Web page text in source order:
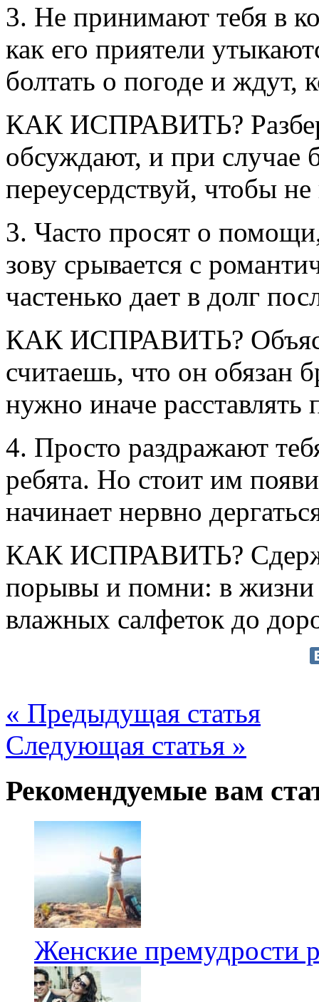
3. Не принимают тебя в
как его приятели
болтать о погоде и ждут,
КАК ИСПРАВИТЬ?
обсуждают, и при случае
переусердствуй, чтобы
3. Часто просят о
зову срывается с
частенько дает в долг
КАК ИСПРАВИТЬ?
считаешь, что он обязан
нужно иначе расставлять
4. Просто раздражают
ребята. Но стоит им
начинает нервно
КАК ИСПРАВИТЬ?
порывы и помни: в
влажных салфеток до
« Предыдущая статья
Следующая статья »
Рекомендуемые вам
Женские премудрости